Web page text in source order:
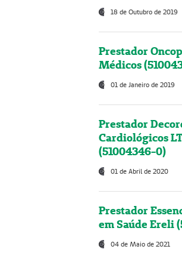
18 de Outubro de 2019
Prestador
Médicos
01 de Janeiro de 2019
Prestador
Cardiológicos
(51004346-0)
01 de Abril de 2020
Prestador
em Saúde Ereli
04 de Maio de 2021